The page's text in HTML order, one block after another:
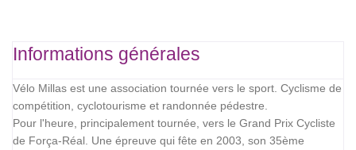
Informations générales
Vélo Millas est une association tournée vers le sport. Cyclisme de
compétition, cyclotourisme et randonnée pédestre.
Pour l'heure, principalement tournée, vers le Grand Prix Cycliste
de Força-Réal. Une épreuve qui fête en 2003, son 35ème